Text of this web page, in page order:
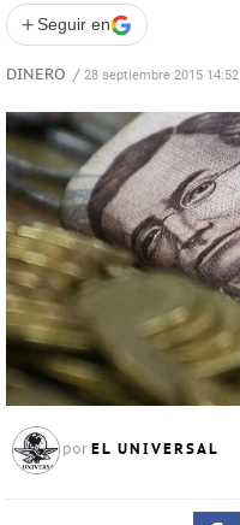
+ Seguir en
DINERO / 28 septiembre 2015 14:52
por EL UNIVERSAL